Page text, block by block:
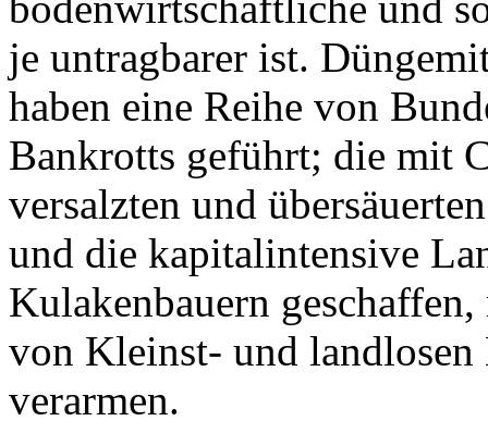
je untragbarer ist.
haben eine Reihe von
Bankrotts geführt; die mit
versalzten und
und die kapitalintensive
Kulakenbauern
von Kleinst- und landlosen
verarmen.